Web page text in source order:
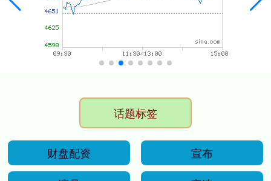
话题标签
财盘配资
宣布